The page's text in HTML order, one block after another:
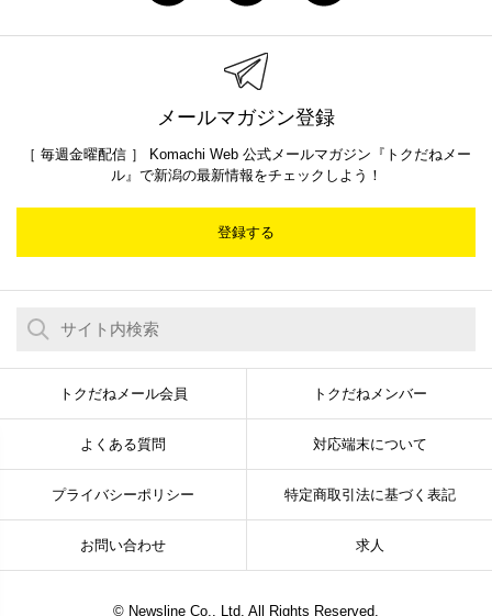
メールマガジン登録
［ 毎週金曜配信 ］ Komachi Web 公式メールマガジン『トクだねメー
ル』で新潟の最新情報をチェックしよう！
登録する
トクだねメール会員 トクだねメンバー
よくある質問 対応端末について
プライバシーポリシー 特定商取引法に基づく表記
お問い合わせ 求人
© Newsline Co., Ltd. All Rights Reserved.